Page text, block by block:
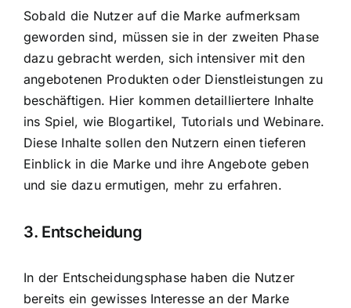
Sobald die Nutzer auf die Marke aufmerksam
geworden sind, müssen sie in der zweiten Phase
dazu gebracht werden, sich intensiver mit den
angebotenen Produkten oder Dienstleistungen zu
beschäftigen. Hier kommen detailliertere Inhalte
ins Spiel, wie Blogartikel, Tutorials und Webinare.
Diese Inhalte sollen den Nutzern einen tieferen
Einblick in die Marke und ihre Angebote geben
und sie dazu ermutigen, mehr zu erfahren.
3. Entscheidung
In der Entscheidungsphase haben die Nutzer
bereits ein gewisses Interesse an der Marke